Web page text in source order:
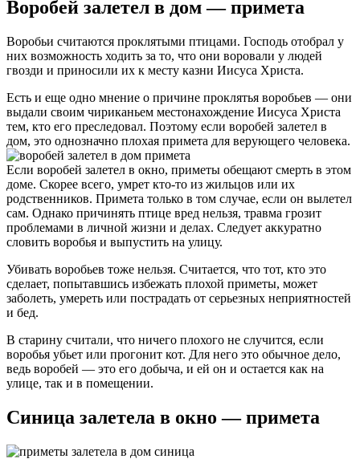
Воробей залетел в дом — примета
Воробьи считаются проклятыми птицами. Господь отобрал у
них возможность ходить за то, что они воровали у людей
гвозди и приносили их к месту казни Иисуса Христа.
Есть и еще одно мнение о причине проклятья воробьев — они
выдали своим чириканьем местонахождение Иисуса Христа
тем, кто его преследовал. Поэтому если воробей залетел в
дом, это однозначно плохая примета для верующего человека.
Если воробей залетел в окно, приметы обещают смерть в этом
доме. Скорее всего, умрет кто-то из жильцов или их
родственников. Примета только в том случае, если он вылетел
сам. Однако причинять птице вред нельзя, травма грозит
проблемами в личной жизни и делах. Следует аккуратно
словить воробья и выпустить на улицу.
Убивать воробьев тоже нельзя. Считается, что тот, кто это
сделает, попытавшись избежать плохой приметы, может
заболеть, умереть или пострадать от серьезных неприятностей
и бед.
В старину считали, что ничего плохого не случится, если
воробья убьет или прогонит кот. Для него это обычное дело,
ведь воробей — это его добыча, и ей он и остается как на
улице, так и в помещении.
Синица залетела в окно — примета